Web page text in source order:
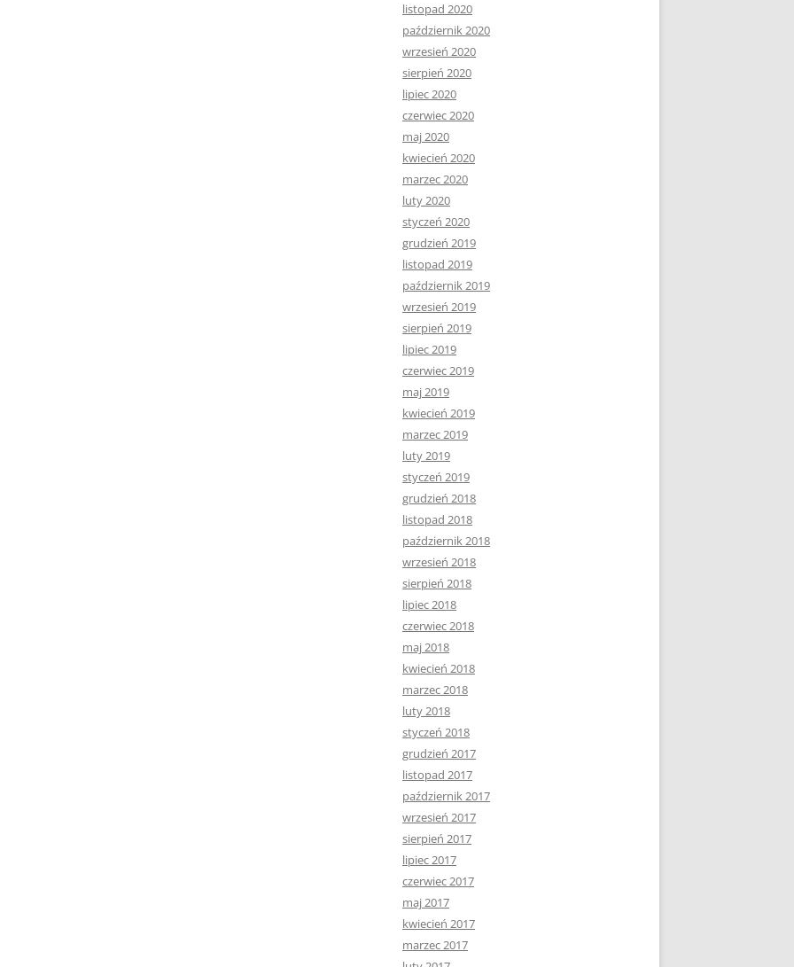
listopad 2020
październik 2020
wrzesień 2020
sierpień 2020
lipiec 2020
czerwiec 2020
maj 2020
kwiecień 2020
marzec 2020
luty 2020
styczeń 2020
grudzień 2019
listopad 2019
październik 2019
wrzesień 2019
sierpień 2019
lipiec 2019
czerwiec 2019
maj 2019
kwiecień 2019
marzec 2019
luty 2019
styczeń 2019
grudzień 2018
listopad 2018
październik 2018
wrzesień 2018
sierpień 2018
lipiec 2018
czerwiec 2018
maj 2018
kwiecień 2018
marzec 2018
luty 2018
styczeń 2018
grudzień 2017
listopad 2017
październik 2017
wrzesień 2017
sierpień 2017
lipiec 2017
czerwiec 2017
maj 2017
kwiecień 2017
marzec 2017